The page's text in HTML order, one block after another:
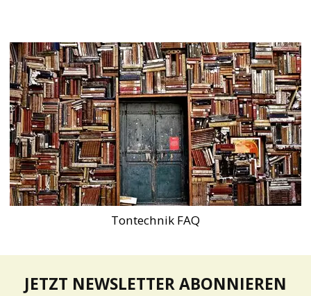
Tontechnik FAQ
JETZT NEWSLETTER ABONNIEREN